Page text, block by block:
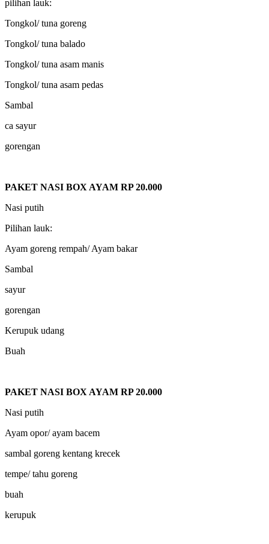
pilihan lauk:
Tongkol/ tuna goreng
Tongkol/ tuna balado
Tongkol/ tuna asam manis
Tongkol/ tuna asam pedas
Sambal
ca sayur
gorengan
PAKET NASI BOX AYAM RP 20.000
Nasi putih
Pilihan lauk:
Ayam goreng rempah/ Ayam bakar
Sambal
sayur
gorengan
Kerupuk udang
Buah
PAKET NASI BOX AYAM RP 20.000
Nasi putih
Ayam opor/ ayam bacem
sambal goreng kentang krecek
tempe/ tahu goreng
buah
kerupuk